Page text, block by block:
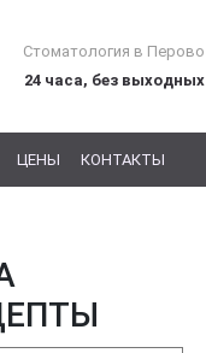
Стоматология в Перово
24 часа, без выходных
ЦЕНЫ КОНТАКТЫ